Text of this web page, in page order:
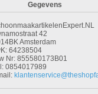
Gegevens
42
Amsterdam
64238504
Nr: 855580173B01
0854017989